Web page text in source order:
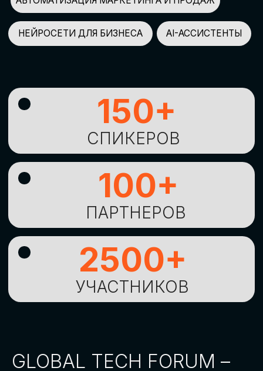
GLOBAL TECH FORUM –
ИЗУЧЕНИЯНОВЫХ
ТЕХНОЛОГИЙИ
СТРАТЕГИЧЕСКИХ
ПОДХОДОВ К ЦИФРОВОЙ
ТРАНСФОРМАЦИИ
БИЗНЕСА
ОСТАВИТЬ
ЗАЯВКУ
Оставьте заявку, наши менеджеры